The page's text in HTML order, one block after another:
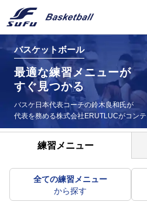
バスケットボール
最適な練習メニューが
すぐ見つかる
バスケ日本代表コーチの鈴木良和氏が
代表を務める株式会社ERUTLUCがコン
練習メニュー
全ての練習メニュー
から探す